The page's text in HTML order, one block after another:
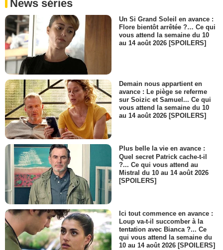
News séries
Un Si Grand Soleil en avance :
Flore bientôt arrêtée ?… Ce qui
vous attend la semaine du 10
au 14 août 2026 [SPOILERS]
Demain nous appartient en
avance : Le piège se referme
sur Soizic et Samuel... Ce qui
vous attend la semaine du 10
au 14 août 2026 [SPOILERS]
Plus belle la vie en avance :
Quel secret Patrick cache-t-il
?... Ce qui vous attend au
Mistral du 10 au 14 août 2026
[SPOILERS]
Ici tout commence en avance :
Loup va-t-il succomber à la
tentation avec Bianca ?... Ce
qui vous attend la semaine du
10 au 14 août 2026 [SPOILERS]